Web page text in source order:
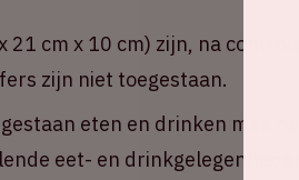
21 cm x 10 cm) zijn, na
zijn niet toegestaan.
eten en drinken mee
eet- en drinkgelegenheden.